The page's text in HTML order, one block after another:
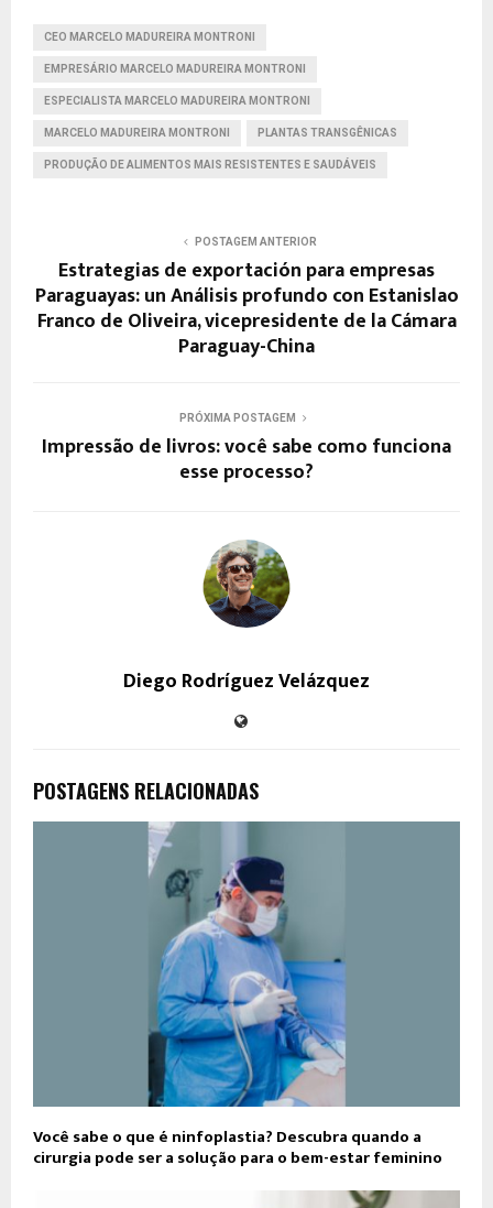
CEO MARCELO MADUREIRA MONTRONI
EMPRESÁRIO MARCELO MADUREIRA MONTRONI
ESPECIALISTA MARCELO MADUREIRA MONTRONI
MARCELO MADUREIRA MONTRONI PLANTAS TRANSGÊNICAS
PRODUÇÃO DE ALIMENTOS MAIS RESISTENTES E SAUDÁVEIS
POSTAGEM ANTERIOR
Estrategias de exportación para empresas
Paraguayas: un Análisis profundo con Estanislao
Franco de Oliveira, vicepresidente de la Cámara
Paraguay-China
PRÓXIMA POSTAGEM
Impressão de livros: você sabe como funciona
esse processo?
Diego Rodríguez Velázquez
POSTAGENS RELACIONADAS
Você sabe o que é ninfoplastia? Descubra quando a
cirurgia pode ser a solução para o bem-estar feminino